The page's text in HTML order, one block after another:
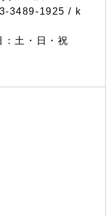
3489-1925 / k
土・日・祝